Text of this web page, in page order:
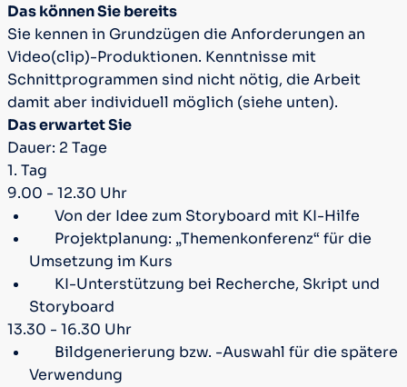
Das können Sie bereits
Sie kennen in Grundzügen die Anforderungen an
Video(clip)-Produktionen. Kenntnisse mit
Schnittprogrammen sind nicht nötig, die Arbeit
damit aber individuell möglich (siehe unten).
Das erwartet Sie
Dauer: 2 Tage
1. Tag
9.00 - 12.30 Uhr
Von der Idee zum Storyboard mit KI-Hilfe
Projektplanung: „Themenkonferenz“ für die
Umsetzung im Kurs
KI-Unterstützung bei Recherche, Skript und
Storyboard
13.30 - 16.30 Uhr
Bildgenerierung bzw. -Auswahl für die spätere
Verwendung